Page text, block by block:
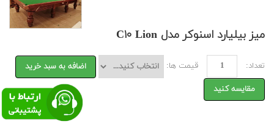
میز بیلیارد اسنوکر مدل C۱۰ Lion
تعداد: قیمت ها: اضافه به سبد خرید
مقایسه کنید